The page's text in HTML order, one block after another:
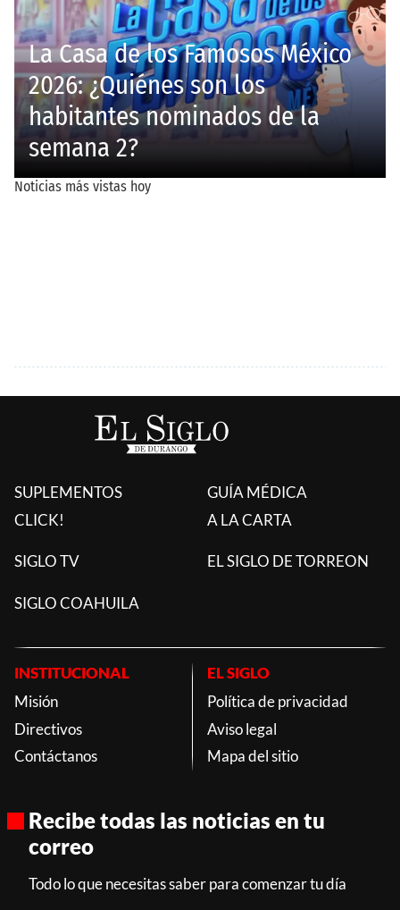
SUPLEMENTOS
CLICK!
GUÍA MÉDICA
A LA CARTA
SIGLO TV EL SIGLO DE TORREON
SIGLO COAHUILA
INSTITUCIONAL
Misión
Directivos
Contáctanos
EL SIGLO
Política de privacidad
Aviso legal
Mapa del sitio
Recibe todas las noticias en tu
correo
Todo lo que necesitas saber para comenzar tu día